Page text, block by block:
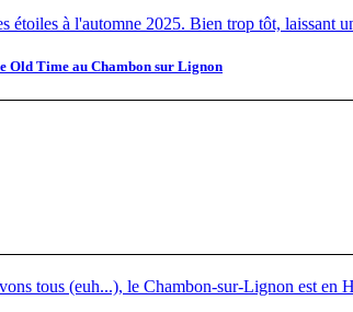
étoiles à l'automne 2025. Bien trop tôt, laissant
Old Time au Chambon sur Lignon
tous (euh...), le Chambon-sur-Lignon est en